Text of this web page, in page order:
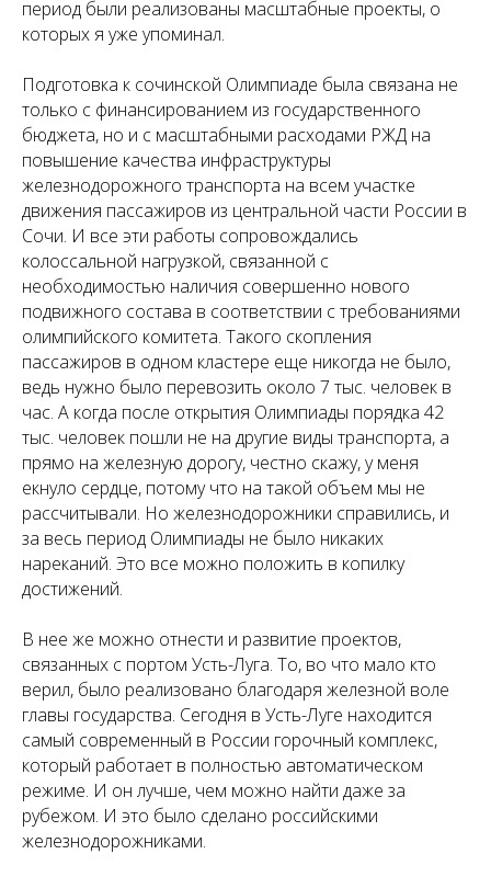
период были реализованы масштабные проекты, о
которых я уже упоминал.
Подготовка к сочинской Олимпиаде была связана не
только с финансированием из государственного
бюджета, но и с масштабными расходами РЖД на
повышение качества инфраструктуры
железнодорожного транспорта на всем участке
движения пассажиров из центральной части России в
Сочи. И все эти работы сопровождались
колоссальной нагрузкой, связанной с
необходимостью наличия совершенно нового
подвижного состава в соответствии с требованиями
олимпийского комитета. Такого скопления
пассажиров в одном кластере еще никогда не было,
ведь нужно было перевозить около 7 тыс. человек в
час. А когда после открытия Олимпиады порядка 42
тыс. человек пошли не на другие виды транспорта, а
прямо на железную дорогу, честно скажу, у меня
екнуло сердце, потому что на такой объем мы не
рассчитывали. Но железнодорожники справились, и
за весь период Олимпиады не было никаких
нареканий. Это все можно положить в копилку
достижений.
В нее же можно отнести и развитие проектов,
связанных с портом Усть-Луга. То, во что мало кто
верил, было реализовано благодаря железной воле
главы государства. Сегодня в Усть-Луге находится
самый современный в России горочный комп­лекс,
который работает в полностью автоматическом
режиме. И он лучше, чем можно найти даже за
рубежом. И это было сделано российскими
железнодорожниками.